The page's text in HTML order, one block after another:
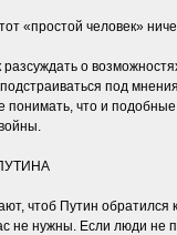
«простой человек»
разсуждать о
под
понимать, что и
чтоб Путин
не нужны. Если люди не